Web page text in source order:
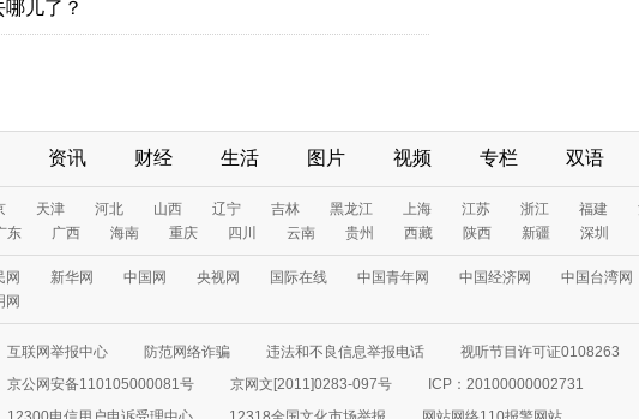
资讯 财经 生活 图片 视频 专栏 双语
互联网举报中心 防范网络诈骗 违法和不良信息举报电话
视听节目许可证0108263
京公网安备110105000081号
京网文[2011]0283-097号
ICP：20100000002731